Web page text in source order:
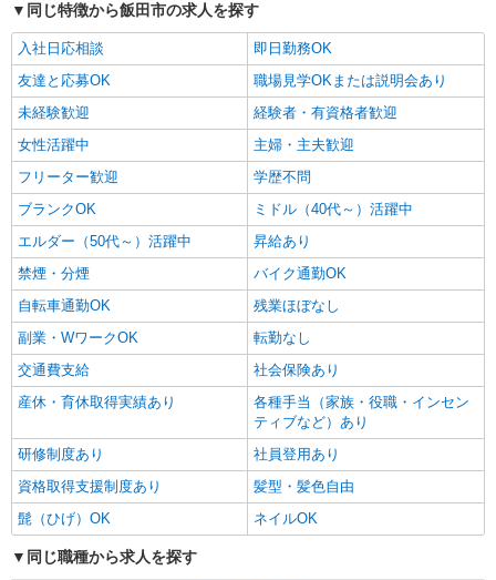
同じ特徴から飯田市の求人を探す
入社日応相談
即日勤務OK
友達と応募OK
職場見学OKまたは説明会あり
未経験歓迎
経験者・有資格者歓迎
女性活躍中
主婦・主夫歓迎
フリーター歓迎
学歴不問
ブランクOK
ミドル（40代～）活躍中
エルダー（50代～）活躍中
昇給あり
禁煙・分煙
バイク通勤OK
自転車通勤OK
残業ほぼなし
副業・WワークOK
転勤なし
交通費支給
社会保険あり
産休・育休取得実績あり
各種手当（家族・役職・インセン
ティブなど）あり
研修制度あり
社員登用あり
資格取得支援制度あり
髪型・髪色自由
髭（ひげ）OK
ネイルOK
同じ職種から求人を探す